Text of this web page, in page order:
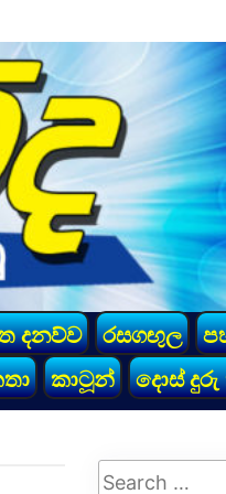
දනව්ව රසගඟුල
කාටූන් දොස් දුරු